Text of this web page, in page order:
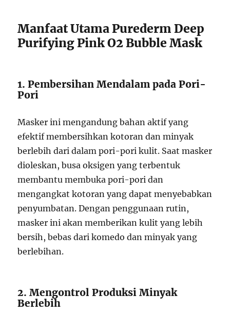
Manfaat Utama Purederm Deep
Purifying Pink O2 Bubble Mask
1. Pembersihan Mendalam pada Pori-
Pori
Masker ini mengandung bahan aktif yang
efektif membersihkan kotoran dan minyak
berlebih dari dalam pori-pori kulit. Saat masker
dioleskan, busa oksigen yang terbentuk
membantu membuka pori-pori dan
mengangkat kotoran yang dapat menyebabkan
penyumbatan. Dengan penggunaan rutin,
masker ini akan memberikan kulit yang lebih
bersih, bebas dari komedo dan minyak yang
berlebihan.
2. Mengontrol Produksi Minyak
Berlebih